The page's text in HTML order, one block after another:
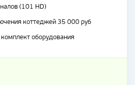
(101 HD)
коттеджей 35 000 руб
оборудования